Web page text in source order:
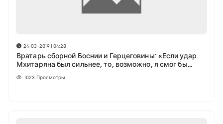
24-03-2019 | 04:28
Вратарь сборной Боснии и Герцеговины: «Если удар
Мхитаряна был сильнее, то, возможно, я смог бы
1023 Просмотры